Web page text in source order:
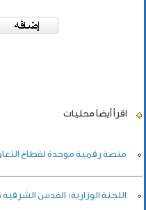
اقرأ أيضاً محليات
منصة رقمية موحدة لقطاع
اللجنة الوزارية: القدس